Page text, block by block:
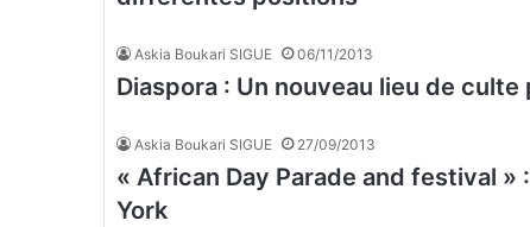
Askia Boukari SIGUE 06/11/2013
Diaspora : Un nouveau lieu de
Askia Boukari SIGUE 27/09/2013
« African Day Parade and festival »
York